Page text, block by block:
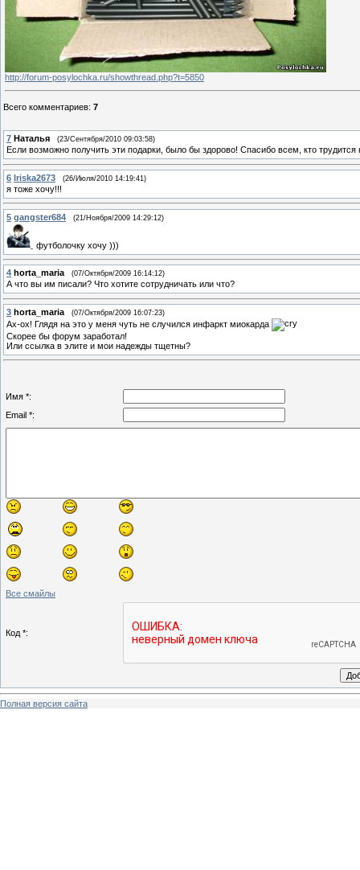
http://forum-posylochka.ru/showthread.php?t=5850
Всего комментариев: 7
7 Наталья (23/Сентября/2010 09:03:58)
Если возможно получить эти подарки, было бы здорово! Спасибо всем, кто трудится
6 Iriska2673 (26/Июля/2010 14:19:41)
я тоже хочу!!!
5 gangster684 (21/Ноября/2009 14:29:12)
футболочку хочу )))
4 horta_maria (07/Октября/2009 16:14:12)
А что вы им писали? Что хотите сотрудничать или что?
3 horta_maria (07/Октября/2009 16:07:23)
Ах-ох! Глядя на это у меня чуть не случился инфаркт миокарда
Скорее бы форум заработал!
Или ссылка в элите и мои надежды тщетны?
Имя *:
Email *:
Все смайлы
Код *:
Полная версия сайта